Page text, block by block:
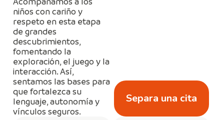
niños con cariño y
respeto en esta etapa
de grandes
descubrimientos,
fomentando la
exploración, el juego y la
interacción. Así,
sentamos las bases para
que fortalezca su
lenguaje, autonomía y
vínculos seguros.
Separa una cita